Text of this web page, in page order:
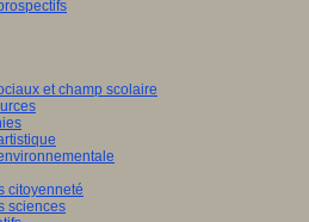
et champ scolaire
citoyenneté
sciences